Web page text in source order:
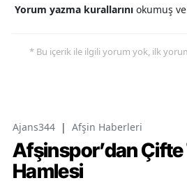
Yorum yazma kurallarını okumuş ve
* Bu içerik ile ilgili yorum yok, ilk
Ajans344 | Afşin Haberleri
Afşinspor’dan
Hamlesi